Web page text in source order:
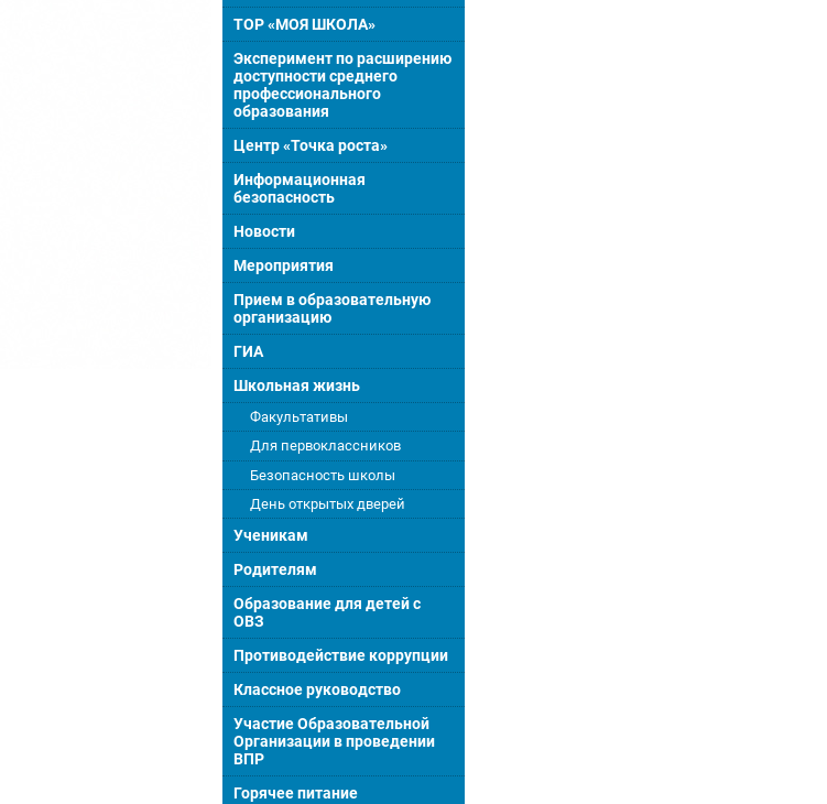
ТОР «МОЯ ШКОЛА»
Эксперимент по расширению
доступности среднего
профессионального
образования
Центр «Точка роста»
Информационная
безопасность
Новости
Мероприятия
Прием в образовательную
организацию
ГИА
Школьная жизнь
Факультативы
Для первоклассников
Безопасность школы
День открытых дверей
Ученикам
Родителям
Образование для детей с
ОВЗ
Противодействие коррупции
Классное руководство
Участие Образовательной
Организации в проведении
ВПР
Горячее питание